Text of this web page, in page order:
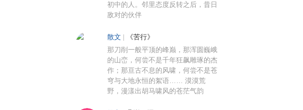
初中的人。邻里态度反转之后，昔日
敌对的伙伴
散文 《苦行》
那刀削一般平顶的峰巅，那浑圆巍峨
的山峦，何尝不是千年狂飙雕琢的杰
作；那亘古不息的风啸，何尝不是苍
穹与大地永恒的絮语…… 漠漠荒
野，漫漾出胡马啸风的苍茫气韵